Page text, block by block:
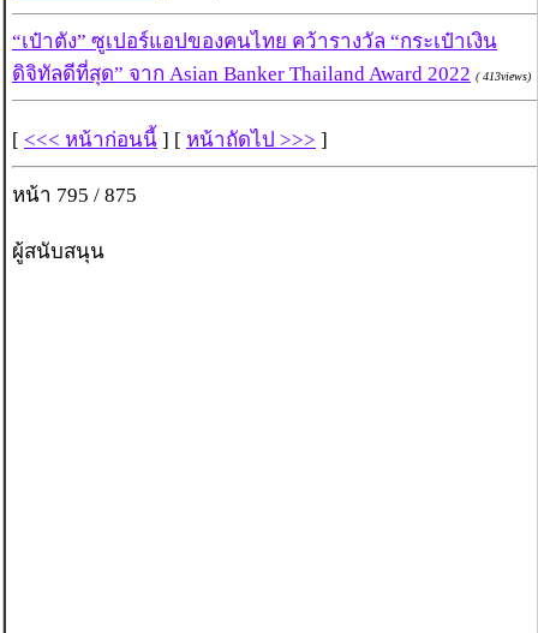
“เป๋าตัง” ซูเปอร์แอปของคนไทย คว้ารางวัล “กระเป๋าเงิน
ดิจิทัลดีที่สุด” จาก Asian Banker Thailand Award 2022 ( 413views)
[ <<< หน้าก่อนนี้ ] [ หน้าถัดไป >>> ]
หน้า 795 / 875
ผู้สนับสนุน